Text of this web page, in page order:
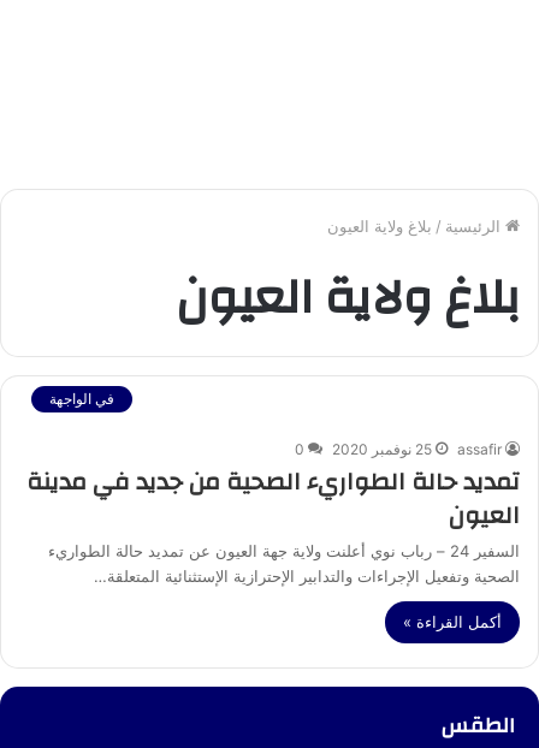
الرئيسية / بلاغ ولاية العيون
بلاغ ولاية العيون
في الواجهة
assafir 25 نوفمبر 2020 0
تمديد حالة الطواريء الصحية من جديد في مدينة
العيون
السفير 24 – رباب نوي أعلنت ولاية جهة العيون عن تمديد حالة الطواريء
الصحية وتفعيل الإجراءات والتدابير الإحترازية الإستثنائية المتعلقة…
أكمل القراءة »
الطقس